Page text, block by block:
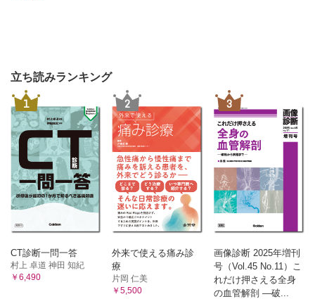
立ち読みランキング
1
CT診断一問一答
村上 卓道 神田 知紀
￥6,490
2
外来で使える痛み診
療
片岡 仁美
￥5,500
3
画像診断 2025年増刊
号（Vol.45 No.11）こ
れだけ押さえる全身
の血管解剖 ―破...